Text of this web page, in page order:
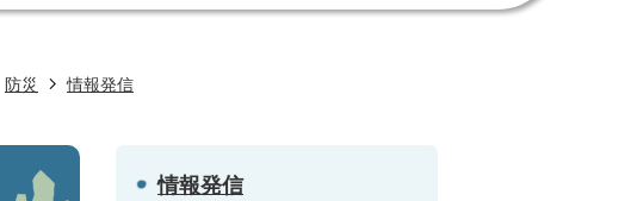
防災
情報発信
情報発信